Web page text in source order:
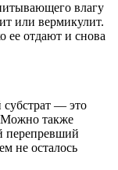
влагу
или вермикулит.
ее отдают и снова
— это
Можно также
перепревший
не осталось